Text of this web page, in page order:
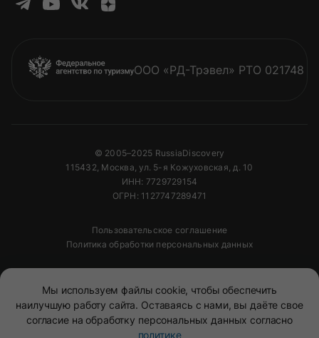
ООО «РД-Трэвел» РТО 021748
© 2005–2025 RussiaDiscovery
115432, Москва, ул. 5-я Кожуховская, д. 10
ИНН: 7729729154
ОГРН: 1127747289471
Пользовательское соглашение
Политика обработки персональных данных
текстов возможно только с указанием активной
ссылки на сайтRussiaDiscovery
Mono&Background
Мы используем файлы cookie, чтобы обеспечить
наилучшую работу сайта. Оставаясь с нами, вы даёте свое
согласие на обработку персональных данных согласно
политике